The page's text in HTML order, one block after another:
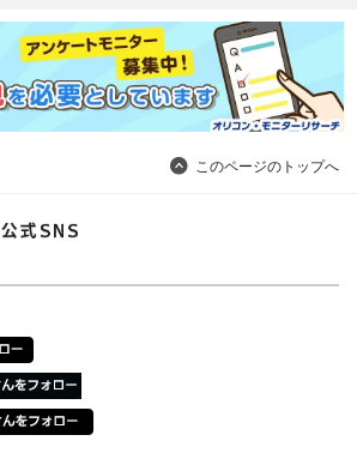
このページのトップへ